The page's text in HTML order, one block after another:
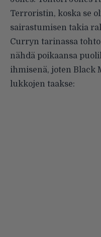
Terroristin, koska se
sairastumisen takia
Curryn tarinassa
nähdä poikaansa
ihmisenä, joten Black
lukkojen taakse: